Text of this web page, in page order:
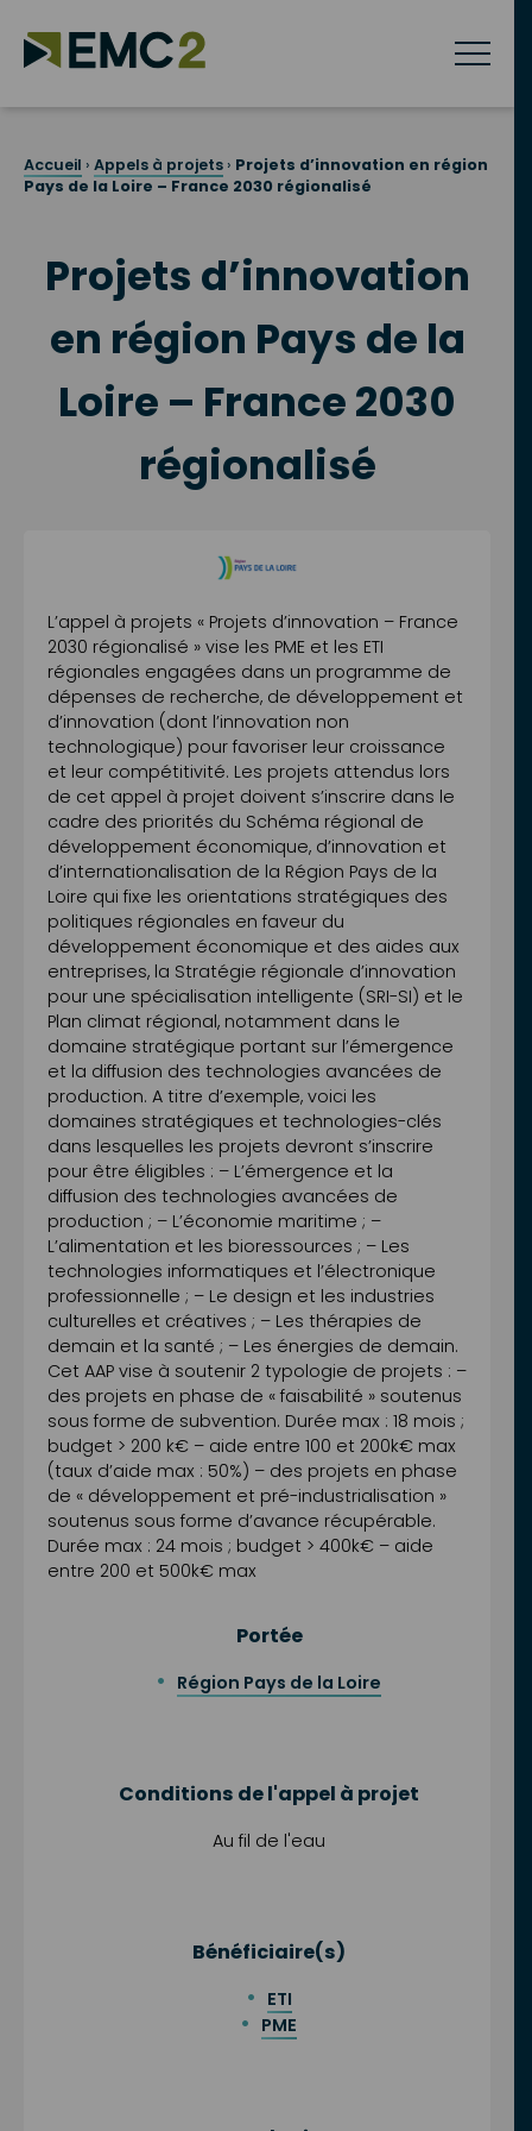
Skip
content
Accueil › Appels à projets › Projets d’innovation en région
Pays de la Loire – France 2030 régionalisé
Projets d’innovation
en région Pays de la
Loire – France 2030
régionalisé
L’appel à projets « Projets d’innovation – France
2030 régionalisé » vise les PME et les ETI
régionales engagées dans un programme de
dépenses de recherche, de développement et
d’innovation (dont l’innovation non
technologique) pour favoriser leur croissance
et leur compétitivité. Les projets attendus lors
de cet appel à projet doivent s’inscrire dans le
cadre des priorités du Schéma régional de
développement économique, d’innovation et
d’internationalisation de la Région Pays de la
Loire qui fixe les orientations stratégiques des
politiques régionales en faveur du
développement économique et des aides aux
entreprises, la Stratégie régionale d’innovation
pour une spécialisation intelligente (SRI-SI) et le
Plan climat régional, notamment dans le
domaine stratégique portant sur l’émergence
et la diffusion des technologies avancées de
production. A titre d’exemple, voici les
domaines stratégiques et technologies-clés
dans lesquelles les projets devront s’inscrire
pour être éligibles : – L’émergence et la
diffusion des technologies avancées de
production ; – L’économie maritime ; –
L’alimentation et les bioressources ; – Les
technologies informatiques et l’électronique
professionnelle ; – Le design et les industries
culturelles et créatives ; – Les thérapies de
demain et la santé ; – Les énergies de demain.
Cet AAP vise à soutenir 2 typologie de projets : –
des projets en phase de « faisabilité » soutenus
sous forme de subvention. Durée max : 18 mois ;
budget > 200 k€ – aide entre 100 et 200k€ max
(taux d’aide max : 50%) – des projets en phase
de « développement et pré-industrialisation »
soutenus sous forme d’avance récupérable.
Durée max : 24 mois ; budget > 400k€ – aide
entre 200 et 500k€ max
Portée
Région Pays de la Loire
Conditions de l'appel à projet
Au fil de l'eau
Bénéficiaire(s)
ETI
PME